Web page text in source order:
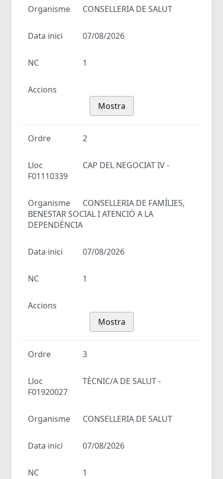
Organisme CONSELLERIA DE SALUT
Data inici 07/08/2026
NC 1
Accions
Mostra
Ordre 2
Lloc
CAP DEL NEGOCIAT IV -
F01110339
Organisme
CONSELLERIA DE FAMÍLIES,
BENESTAR SOCIAL I ATENCIÓ A LA
DEPENDÈNCIA
Data inici 07/08/2026
NC 1
Accions
Mostra
Ordre 3
Lloc
TÈCNIC/A DE SALUT -
F01920027
Organisme CONSELLERIA DE SALUT
Data inici 07/08/2026
NC 1